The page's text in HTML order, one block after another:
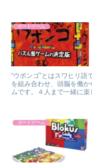
ー」「オリジナル」「エ
様々な仕掛けが組み込ま
ボードゲーム
“ウボンゴ”とはスワヒリ語
を組み合わせ、頭脳を働
ムです。４人まで一緒に
ボードゲーム